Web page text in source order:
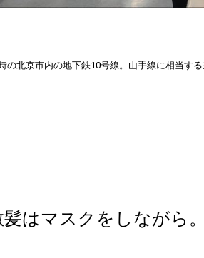
の北京市内の地下鉄10号線。山手線に相当す
はマスクをしながら